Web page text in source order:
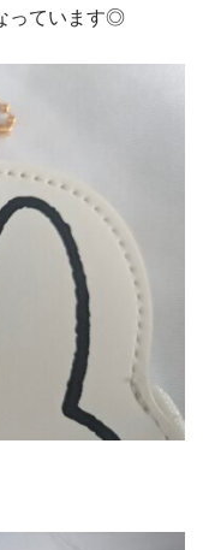
っています◎